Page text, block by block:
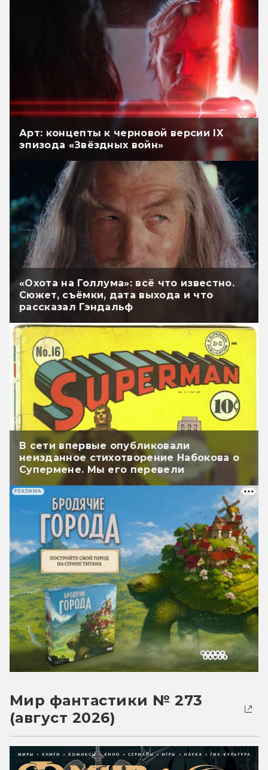
Арт: концепты к черновой версии IX
эпизода «Звёздных войн»
«Охота на Голлума»: всё что известно.
Сюжет, съёмки, дата выхода и что
рассказал Гэндальф
В сети впервые опубликовали
неизданное стихотворение Набокова о
Супермене. Мы его перевели
РЕКЛАМА
Мир фантастики № 273
(август 2026)